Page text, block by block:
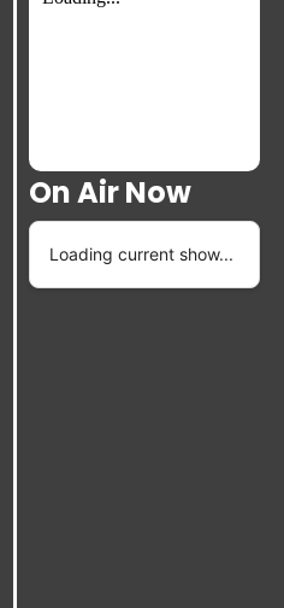
On Air Now
Loading current show...